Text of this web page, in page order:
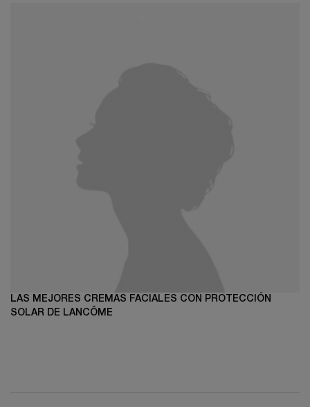
LAS MEJORES CREMAS FACIALES CON PROTECCIÓN
SOLAR DE LANCÔME